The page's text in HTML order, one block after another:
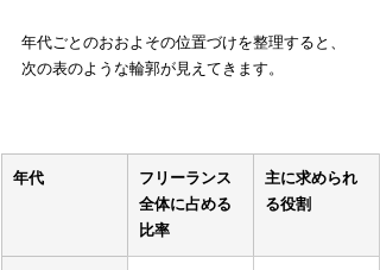
年代ごとのおおよその位置づけを整理すると、
次の表のような輪郭が見えてきます。
年代
フリーランス
全体に占める
比率
主に求められ
る役割